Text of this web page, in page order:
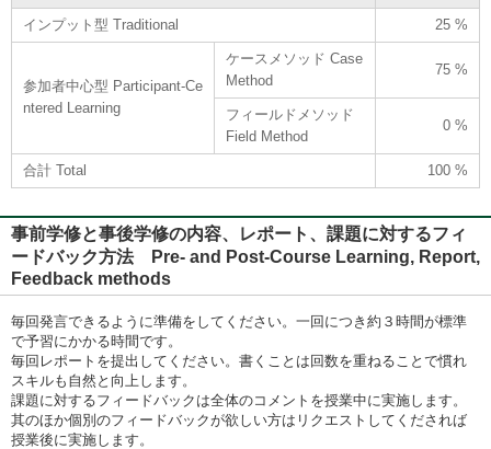
インプット型 Traditional 25 %
参加者中心型 Participant-Ce
ntered Learning
ケースメソッド Case
Method
75 %
フィールドメソッド
Field Method
0 %
合計 Total 100 %
事前学修と事後学修の内容、レポート、課題に対するフィ
ードバック方法 Pre- and Post-Course Learning, Report,
Feedback methods
毎回発言できるように準備をしてください。一回につき約３時間が標準
で予習にかかる時間です。
毎回レポートを提出してください。書くことは回数を重ねることで慣れ
スキルも自然と向上します。
課題に対するフィードバックは全体のコメントを授業中に実施します。
其のほか個別のフィードバックが欲しい方はリクエストしてくだされば
授業後に実施します。